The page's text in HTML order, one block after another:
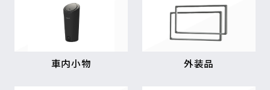
車内小物 外装品